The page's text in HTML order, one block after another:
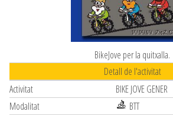
BikeJove per la quitxalla.
Detall de l'activitat
Activitat
BIKE JOVE GENER
Modalitat
BTT